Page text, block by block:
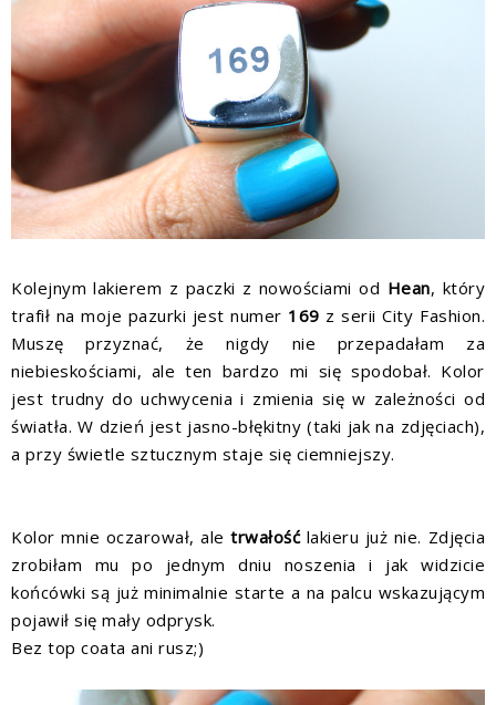
Kolejnym lakierem z paczki z nowościami od Hean, który
trafił na moje pazurki jest numer 169 z serii City Fashion.
Muszę przyznać, że nigdy nie przepadałam za
niebieskościami, ale ten bardzo mi się spodobał. Kolor
jest trudny do uchwycenia i zmienia się w zależności od
światła. W dzień jest jasno-błękitny (taki jak na zdjęciach),
a przy świetle sztucznym staje się ciemniejszy.
Kolor mnie oczarował, aletrwałośćlakieru już nie. Zdjęcia
zrobiłam mu po jednym dniu noszenia i jak widzicie
końcówki są już minimalnie starte a na palcu wskazującym
pojawił się mały odprysk.
Bez top coata ani rusz;)